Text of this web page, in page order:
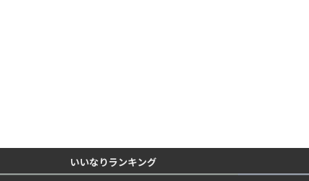
いいなりランキング